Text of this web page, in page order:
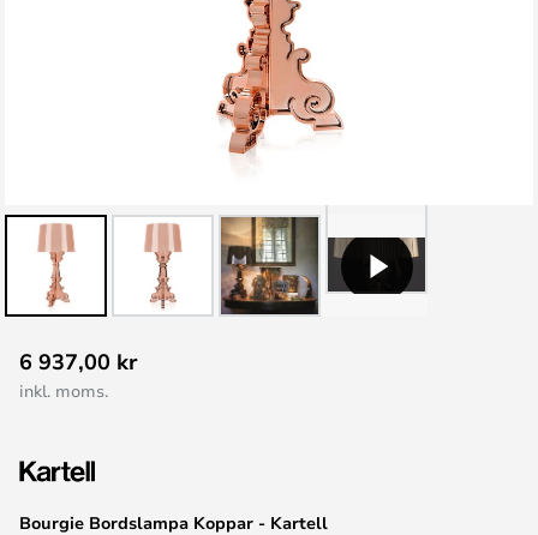
till
början
bildgalleriet
Bourgie Bordslampa Koppar - Kartell
6 937,00 kr
inkl. moms.